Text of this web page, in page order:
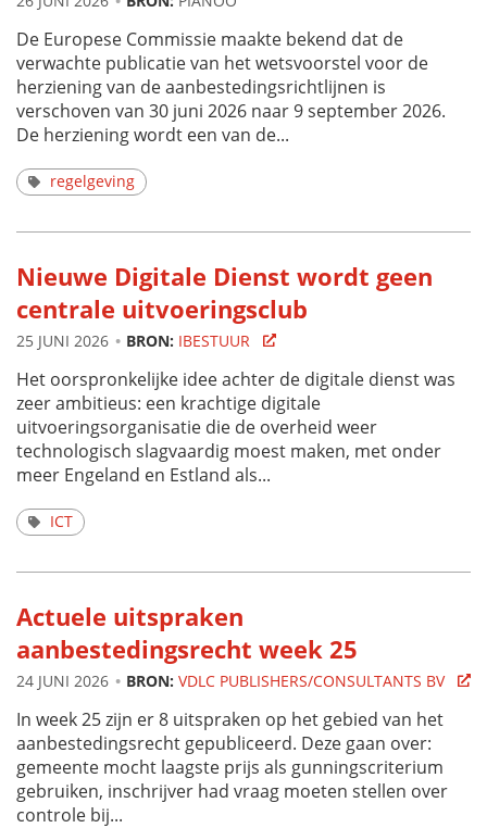
De Europese Commissie maakte bekend dat de
verwachte publicatie van het wetsvoorstel voor de
herziening van de aanbestedingsrichtlijnen is
verschoven van 30 juni 2026 naar 9 september 2026.
De herziening wordt een van de...
regelgeving
Nieuwe Digitale Dienst wordt geen
centrale uitvoeringsclub
25 JUNI 2026 BRON: IBESTUUR
Het oorspronkelijke idee achter de digitale dienst was
zeer ambitieus: een krachtige digitale
uitvoeringsorganisatie die de overheid weer
technologisch slagvaardig moest maken, met onder
meer Engeland en Estland als...
ICT
Actuele uitspraken
aanbestedingsrecht week 25
24 JUNI 2026 BRON: VDLC PUBLISHERS/CONSULTANTS BV
In week 25 zijn er 8 uitspraken op het gebied van het
aanbestedingsrecht gepubliceerd. Deze gaan over:
gemeente mocht laagste prijs als gunningscriterium
gebruiken, inschrijver had vraag moeten stellen over
controle bij...